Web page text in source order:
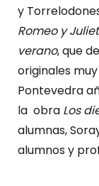
y
Romeo y
verano, que
originales
Pontevedra
la obra Los
alumnas,
alumnos y